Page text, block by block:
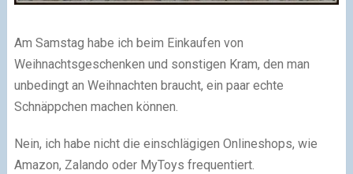
Am Samstag habe ich beim Einkaufen von
Weihnachtsgeschenken und sonstigen Kram, den man
unbedingt an Weihnachten braucht, ein paar echte
Schnäppchen machen können.
Nein, ich habe nicht die einschlägigen Onlineshops, wie
Amazon, Zalando oder MyToys frequentiert.